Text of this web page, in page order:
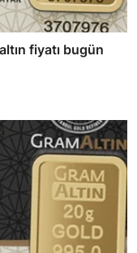
fiyatı bugün